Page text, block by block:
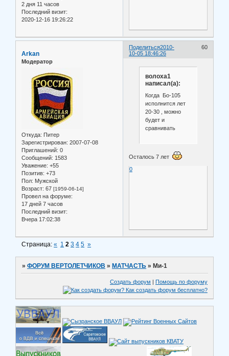
2 дня 11 часов
Последний визит:
2020-12-16 19:26:22
Поделиться 60
2010-
10-05 18:46:26
Arkan
Модератор
Откуда: Питер
Зарегистрирован: 2007-07-08
Приглашений: 0
Сообщений: 1583
Уважение: +55
Позитив: +73
Пол: Мужской
Возраст: 67 [1959-06-14]
Провел на форуме:
17 дней 7 часов
Последний визит:
Вчера 17:02:38
волоха1
написал(а):
Когда Бо-105
исполнится лет
20-30 , можно
будет и
сравнивать
Осталось 7 лет
0
Страница:« 1 2 3 4 5 »
»ФОРУМ ВЕРТОЛЕТЧИКОВ »МАТЧАСТЬ »Ми-1
Создать форум | Помощь по форуму